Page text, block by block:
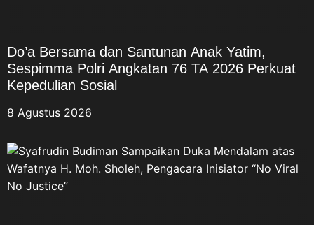
Do’a Bersama dan Santunan Anak Yatim,
Sespimma Polri Angkatan 76 TA 2026 Perkuat
Kepedulian Sosial
8 Agustus 2026